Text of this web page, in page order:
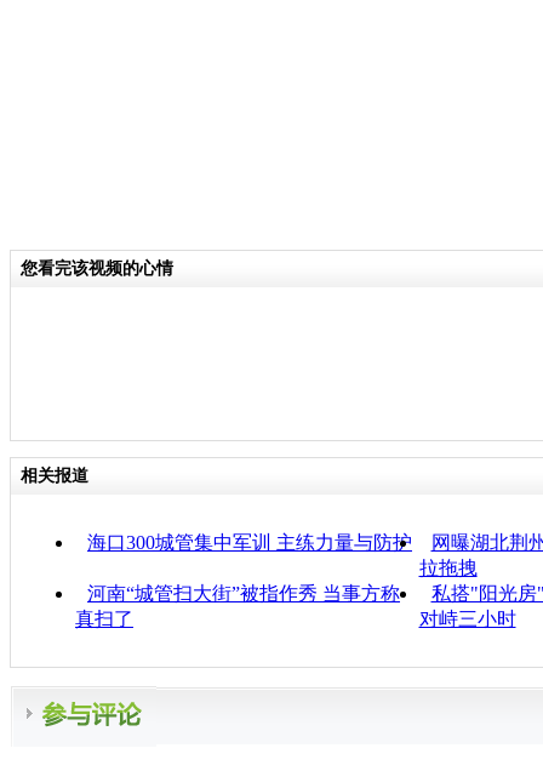
您看完该视频的心情
相关报道
海口300城管集中军训 主练力量与防护
网曝湖北荆
拉拖拽
河南“城管扫大街”被指作秀 当事方称
真扫了
私搭"阳光房
对峙三小时